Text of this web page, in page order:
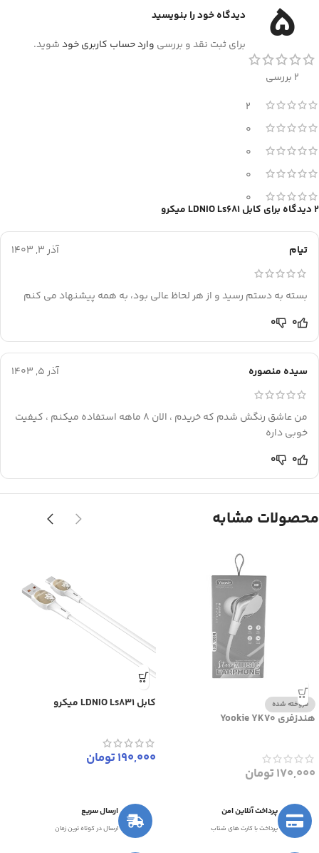
5
2 بررسی
2
0
0
0
0
2 دیدگاه برای کابل LDNIO Ls681 میکرو
تیام آذر 3, 1403
بسته به دستم رسید و از هر لحاظ عالی بود، به همه پیشنهاد می کنم
0
0
سیده منصوره آذر 5, 1403
من عاشق رنگش شدم که خریدم ، الان 8 ماهه استفاده میکنم ، کیفیت
خوبی داره
0
0
دیدگاه خود را بنویسید
برای ثبت نقد و بررسی وارد حساب کاربری خودشوید.
محصولات مشابه
فروخته شده
هندزفری Yookie YK70
170,000تومان
کابل LDNIO Ls831 میکرو
190,000تومان
پرداخت آنلاین امن
پرداخت با کارت های شتاب
ارسال سریع
ارسال در کوتاه ترین زمان